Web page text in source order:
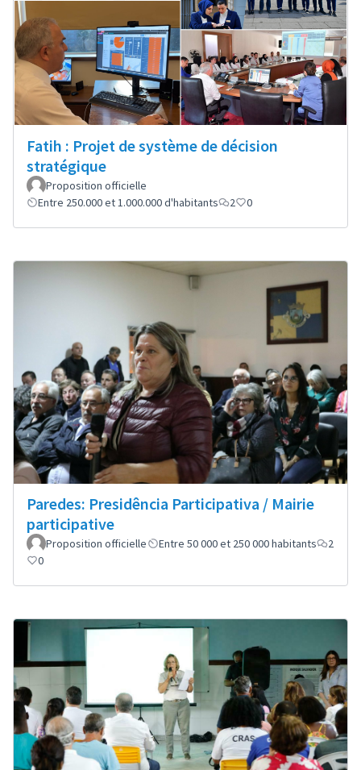
Fatih : Projet de système de décision
stratégique
Proposition officielle
Entre 250.000 et 1.000.000 d'habitants
2 0
Paredes: Presidência Participativa / Mairie
participative
Proposition officielle Entre 50 000 et 250 000 habitants
2
0